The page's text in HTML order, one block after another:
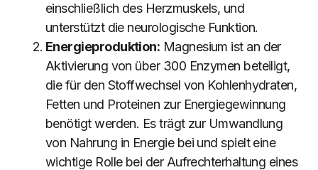
einschließlich des Herzmuskels, und
unterstützt die neurologische Funktion.
Energieproduktion: Magnesium ist an der
Aktivierung von über 300 Enzymen beteiligt,
die für den Stoffwechsel von Kohlenhydraten,
Fetten und Proteinen zur Energiegewinnung
benötigt werden. Es trägt zur Umwandlung
von Nahrung in Energie bei und spielt eine
wichtige Rolle bei der Aufrechterhaltung eines